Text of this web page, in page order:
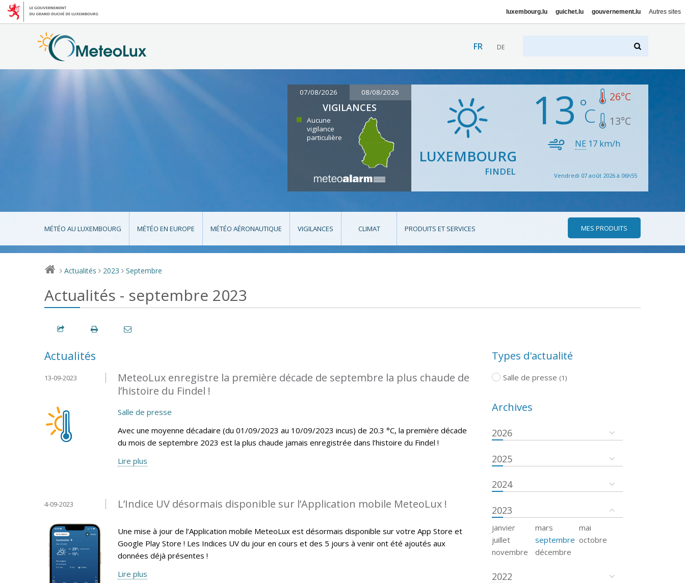
luxembourg.lu guichet.lu gouvernement.lu Autres sites
FR DE
07/08/2026 08/08/2026
VIGILANCES
Aucune
vigilance
particulière
LUXEMBOURG
FINDEL
13 26°C
13°C
NE 17 km/h
Vendredi 07 août 2026 à 06h55
MÉTÉO AU LUXEMBOURG MÉTÉO EN EUROPE MÉTÉO AÉRONAUTIQUE VIGILANCES CLIMAT PRODUITS ET SERVICES MES PRODUITS
> Actualités > 2023 > Septembre
Actualités - septembre 2023
Actualités
MeteoLux enregistre la première décade de septembre la plus chaude de
l’histoire du Findel !
13-09-2023
Salle de presse
Avec une moyenne décadaire (du 01/09/2023 au 10/09/2023 incus) de 20.3 °C, la première décade
du mois de septembre 2023 est la plus chaude jamais enregistrée dans l’histoire du Findel !
Lire plus
L’Indice UV désormais disponible sur l’Application mobile MeteoLux !
4-09-2023
Une mise à jour de l’Application mobile MeteoLux est désormais disponible sur votre App Store et
Google Play Store ! Les Indices UV du jour en cours et des 5 jours à venir ont été ajoutés aux
données déjà présentes !
Lire plus
Types d'actualité
Salle de presse (1)
Archives
2026
2025
2024
2023
janvier mars
mai
juillet
septembre octobre
novembre
décembre
2022